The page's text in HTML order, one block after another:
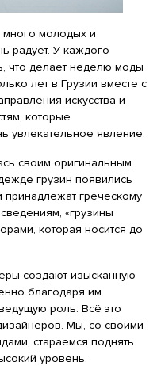
много молодых и
радует. У каждого
что делает неделю моды
лет в Грузии вместе с
искусства и
которые
увлекательное явление.
своим оригинальным
грузин появились
греческому
«грузины
которая носится до
создают изысканную
благодаря им
роль. Всё это
Мы, со своими
стараемся поднять
уровень.